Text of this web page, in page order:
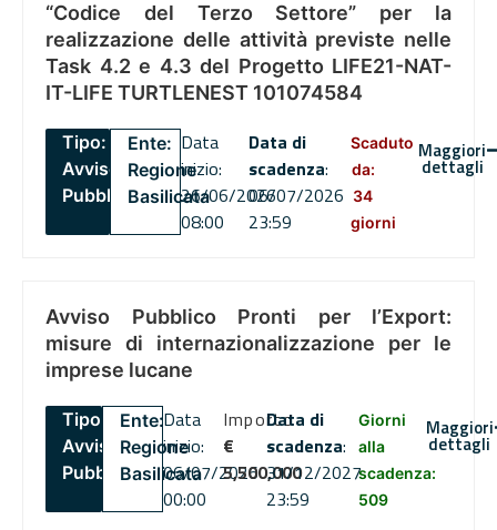
“Codice del Terzo Settore” per la
realizzazione delle attività previste nelle
Task 4.2 e 4.3 del Progetto LIFE21-NAT-
IT-LIFE TURTLENEST 101074584
Tipo:
Avviso
Pubblico
Ente:
Regione
Basilicata
Data
inizio:
26/06/2026
08:00
Data di
scadenza:
06/07/2026
23:59
Scaduto
da:
34
giorni
Maggiori
dettagli
Avviso Pubblico Pronti per l’Export:
misure di internazionalizzazione per le
imprese lucane
Tipo:
Avviso
Pubblico
Ente:
Regione
Basilicata
Data
inizio:
06/07/2026
00:00
Importo
€
5,500,000
Data di
scadenza:
31/12/2027
23:59
Giorni
alla
scadenza:
509
Maggiori
dettagli